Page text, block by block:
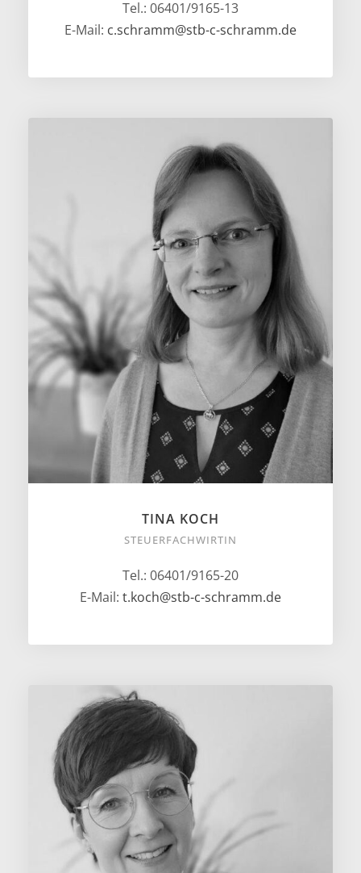
Tel.: 06401/9165-13
E-Mail: c.schramm@stb-c-schramm.de
TINA KOCH
STEUERFACHWIRTIN
Tel.: 06401/9165-20
E-Mail: t.koch@stb-c-schramm.de